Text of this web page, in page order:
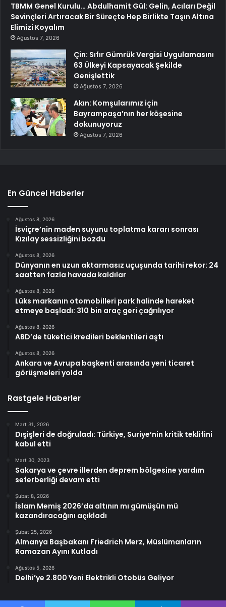
TBMM Genel Kurulu… Abdulhamit Gül: Gelin, Acıları Değil
Sevinçleri Artıracak Bir Süreçte Hep Birlikte Taşın Altına
Elimizi Koyalım
Ağustos 7, 2026
Çin: Sıfır Gümrük Vergisi Uygulamasını
63 Ülkeyi Kapsayacak Şekilde
Genişlettik
Ağustos 7, 2026
Akın: Komşularımız için
Bayrampaşa’nın her köşesine
dokunuyoruz
Ağustos 7, 2026
En Güncel Haberler
Ağustos 8, 2026
İsviçre’nin maden suyunu toplatma kararı sonrası
Kızılay sessizliğini bozdu
Ağustos 8, 2026
Dünyanın en uzun aktarmasız uçuşunda tarihi rekor: 24
saatten fazla havada kaldılar
Ağustos 8, 2026
Lüks markanın otomobilleri park halinde hareket
etmeye başladı: 310 bin araç geri çağrılıyor
Ağustos 8, 2026
ABD’de tüketici kredileri beklentileri aştı
Ağustos 8, 2026
Ankara ve Avrupa başkenti arasında yeni ticaret
görüşmeleri yolda
Rastgele Haberler
Mart 31, 2026
Dışişleri de doğruladı: Türkiye, Suriye’nin kritik teklifini
kabul etti
Mart 30, 2023
Sakarya ve çevre illerden deprem bölgesine yardım
seferberliği devam etti
Şubat 8, 2026
İslam Memiş 2026’da altının mı gümüşün mü
kazandıracağını açıkladı
Şubat 25, 2026
Almanya Başbakanı Friedrich Merz, Müslümanların
Ramazan Ayını Kutladı
Ağustos 5, 2026
Delhi’ye 2.800 Yeni Elektrikli Otobüs Geliyor